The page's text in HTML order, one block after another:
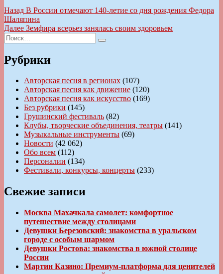
Навигация
по
записям
Назад Предыдущая
запись:
В России отмечают 140-летие со дня рождения Федора
Шаляпина
Далее Следующая
Земфира всерьез занялась своим здоровьем
Искать:
Поиск
Рубрики
Авторская песня в регионах (107)
Авторская песня как движение (120)
Авторская песня как искусство (169)
Без рубрики (145)
Грушинский фестиваль (82)
Клубы, творческие объединения, театры (141)
Музыкальные инструменты (69)
Новости (42 062)
Обо всем (112)
Персоналии (134)
Фестивали, конкурсы, концерты (233)
Свежие записи
Москва Махачкала самолет: комфортное
путешествие между столицами
Девушки Березовский: знакомства в уральском
городе с особым шармом
Девушки Ростова: знакомства в южной столице
России
Мартин Казино: Премиум-платформа для ценителей